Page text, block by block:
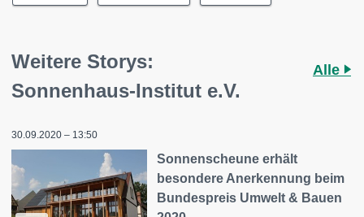
Weitere Storys:
Sonnenhaus-Institut e.V.
Alle
30.09.2020 – 13:50
Sonnenscheune erhält
besondere Anerkennung beim
Bundespreis Umwelt & Bauen